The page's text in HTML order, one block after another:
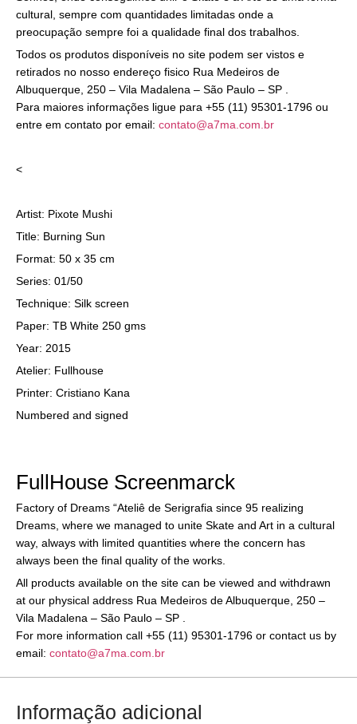
cultural, sempre com quantidades limitadas onde a
preocupação sempre foi a qualidade final dos trabalhos.
Todos os produtos disponíveis no site podem ser vistos e
retirados no nosso endereço fisico Rua Medeiros de
Albuquerque, 250 – Vila Madalena – São Paulo – SP .
Para maiores informações ligue para +55 (11) 95301-1796 ou
entre em contato por email: contato@a7ma.com.br
<
Artist: Pixote Mushi
Title: Burning Sun
Format: 50 x 35 cm
Series: 01/50
Technique: Silk screen
Paper: TB White 250 gms
Year: 2015
Atelier: Fullhouse
Printer: Cristiano Kana
Numbered and signed
FullHouse Screenmarck
Factory of Dreams “Ateliê de Serigrafia since 95 realizing
Dreams, where we managed to unite Skate and Art in a cultural
way, always with limited quantities where the concern has
always been the final quality of the works.
All products available on the site can be viewed and withdrawn
at our physical address Rua Medeiros de Albuquerque, 250 –
Vila Madalena – São Paulo – SP .
For more information call +55 (11) 95301-1796 or contact us by
email: contato@a7ma.com.br
Informação adicional